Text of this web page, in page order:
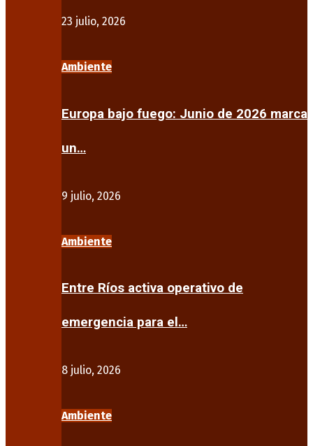
23 julio, 2026
Ambiente
Europa bajo fuego: Junio de 2026 marca
un…
9 julio, 2026
Ambiente
Entre Ríos activa operativo de
emergencia para el…
8 julio, 2026
Ambiente